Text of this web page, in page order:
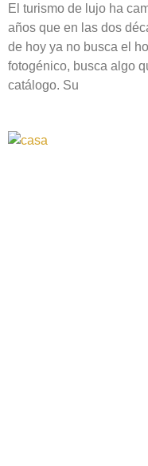
El turismo de lujo ha
años que en las dos
de hoy ya no busca el
fotogénico, busca algo
catálogo. Su